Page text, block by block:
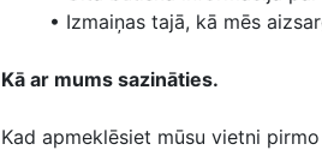
• Izmaiņas tajā, kā mēs
Kā ar mums sazināties.
Kad apmeklēsiet mūsu vietni